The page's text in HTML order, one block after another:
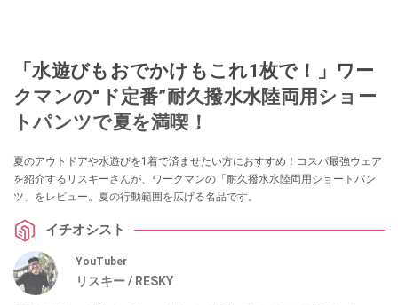
「水遊びもおでかけもこれ1枚で！」ワー
クマンの“ド定番”耐久撥水水陸両用ショー
トパンツで夏を満喫！
夏のアウトドアや水遊びを1着で済ませたい方におすすめ！コスパ最強ウェア
を紹介するリスキーさんが、ワークマンの「耐久撥水水陸両用ショートパン
ツ」をレビュー。夏の行動範囲を広げる名品です。
イチオシスト
YouTuber
リスキー / RESKY